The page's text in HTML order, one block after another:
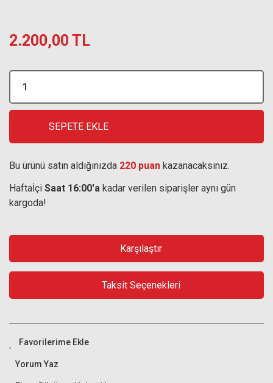
2.200,00 TL
SEPETE EKLE
Bu ürünü satın aldığınızda 220 puan kazanacaksınız.
Haftaİçi Saat 16:00'a kadar verilen siparişler aynı gün
kargoda!
Karşılaştır
Taksit Seçenekleri
Yorum Yaz